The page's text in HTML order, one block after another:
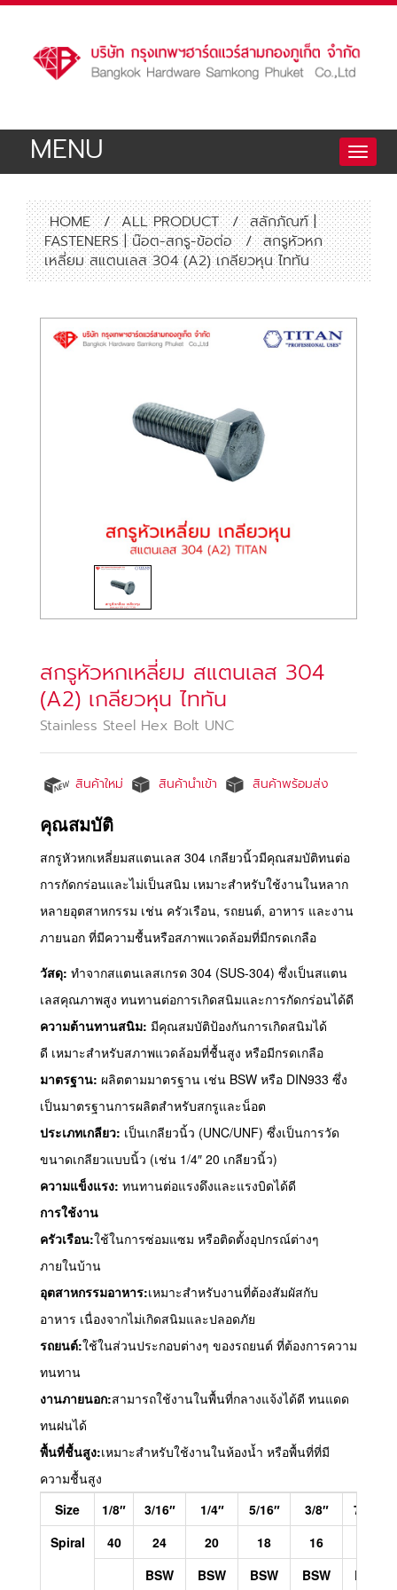
Toggle
MENU
HOME / ALL PRODUCT / สลักภัณฑ์ |
FASTENERS | น๊อต-สกรู-ข้อต่อ
/ สกรูหัวหก
เหลี่ยม สแตนเลส 304 (A2) เกลียวหุน ไททัน
สกรูหัวหกเหลี่ยม สแตนเลส 304
(A2) เกลียวหุน ไททัน
Stainless Steel Hex Bolt UNC
สินค้าใหม่ สินค้านำเข้า สินค้าพร้อมส่ง
คุณสมบัติ
สกรูหัวหกเหลี่ยมสแตนเลส 304 เกลียวนิ้วมีคุณสมบัติทนต่อ
การกัดกร่อนและไม่เป็นสนิม เหมาะสำหรับใช้งานในหลาก
หลายอุตสาหกรรม เช่น ครัวเรือน, รถยนต์, อาหาร และงาน
ภายนอก ที่มีความชื้นหรือสภาพแวดล้อมที่มีกรดเกลือ
วัสดุ: ทำจากสแตนเลสเกรด 304 (SUS-304) ซึ่งเป็นสแตน
เลสคุณภาพสูง ทนทานต่อการเกิดสนิมและการกัดกร่อนได้ดี
ความต้านทานสนิม: มีคุณสมบัติป้องกันการเกิดสนิมได้
ดี เหมาะสำหรับสภาพแวดล้อมที่ชื้นสูง หรือมีกรดเกลือ
มาตรฐาน: ผลิตตามมาตรฐาน เช่น BSW หรือ DIN933 ซึ่ง
เป็นมาตรฐานการผลิตสำหรับสกรูและน็อต
ประเภทเกลียว: เป็นเกลียวนิ้ว (UNC/UNF) ซึ่งเป็นการวัด
ขนาดเกลียวแบบนิ้ว (เช่น 1/4″ 20 เกลียวนิ้ว)
ความแข็งแรง: ทนทานต่อแรงดึงและแรงบิดได้ดี
การใช้งาน
ครัวเรือน:ใช้ในการซ่อมแซม หรือติดตั้งอุปกรณ์ต่างๆ
ภายในบ้าน
อุตสาหกรรมอาหาร:เหมาะสำหรับงานที่ต้องสัมผัสกับ
อาหาร เนื่องจากไม่เกิดสนิมและปลอดภัย
รถยนต์:ใช้ในส่วนประกอบต่างๆ ของรถยนต์ ที่ต้องการความ
ทนทาน
งานภายนอก:สามารถใช้งานในพื้นที่กลางแจ้งได้ดี ทนแดด
ทนฝนได้
พื้นที่ชื้นสูง:เหมาะสำหรับใช้งานในห้องน้ำ หรือพื้นที่ที่มี
ความชื้นสูง
Size
1/8″ 3/16″ 1/4″ 5/16″ 3/8″
7/16″
Spiral
40 24 20 18 16
BSW
BSW BSW BSW BSW